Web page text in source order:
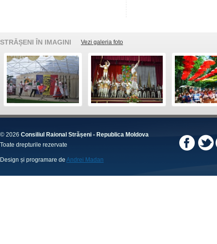
STRĂȘENI ÎN IMAGINI Vezi galeria foto
© 2026 Consiliul Raional Strășeni - Republica Moldova
Toate drepturile rezervate
Design și programare de Andrei Madan